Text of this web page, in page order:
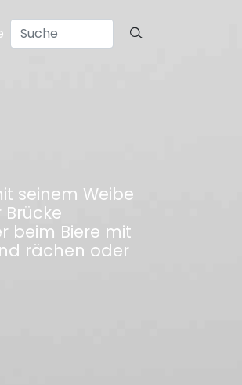
seinem Weibe
beim Biere mit
rächen oder